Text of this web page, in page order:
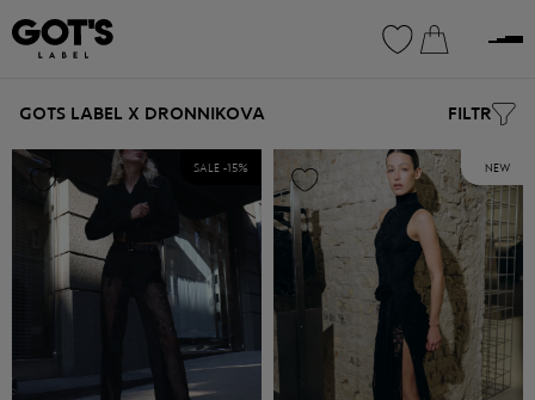
GOTS LABEL X DRONNIKOVA FILTR
SALE -15% NEW